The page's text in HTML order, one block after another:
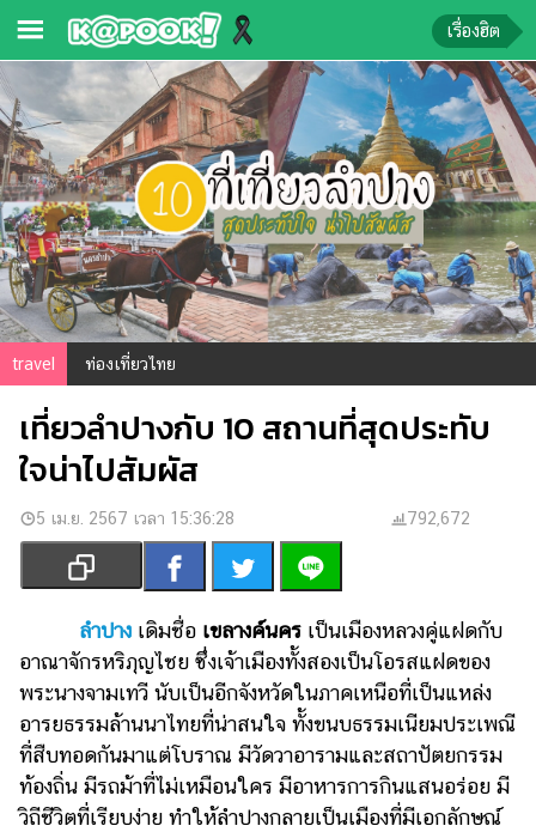
ข่าว-
ความ
รู้
ข่าว
ข่าว
บันเทิง
ตรวจ
หวย
ผล
บอล
สด
การ
เงิน
การ
บันเทิง
รูปภาพ
หนัง
เรื่องฮิต
travel ท่องเที่ยวไทย
เที่ยวลำปางกับ 10 สถานที่สุดประทับ
ใจน่าไปสัมผัส
5 เม.ย. 2567 เวลา 15:36:28 792,672
ลำปาง เดิมชื่อ เขลางค์นคร เป็นเมืองหลวงคู่แฝดกับ
อาณาจักรหริภุญไชย ซึ่งเจ้าเมืองทั้งสองเป็นโอรสแฝดของ
พระนางจามเทวี นับเป็นอีกจังหวัดในภาคเหนือที่เป็นแหล่ง
อารยธรรมล้านนาไทยที่น่าสนใจ ทั้งขนบธรรมเนียมประเพณี
ที่สืบทอดกันมาแต่โบราณ มีวัดวาอารามและสถาปัตยกรรม
ท้องถิ่น มีรถม้าที่ไม่เหมือนใคร มีอาหารการกินแสนอร่อย มี
วิถีชีวิตที่เรียบง่าย ทำให้ลำปางกลายเป็นเมืองที่มีเอกลักษณ์